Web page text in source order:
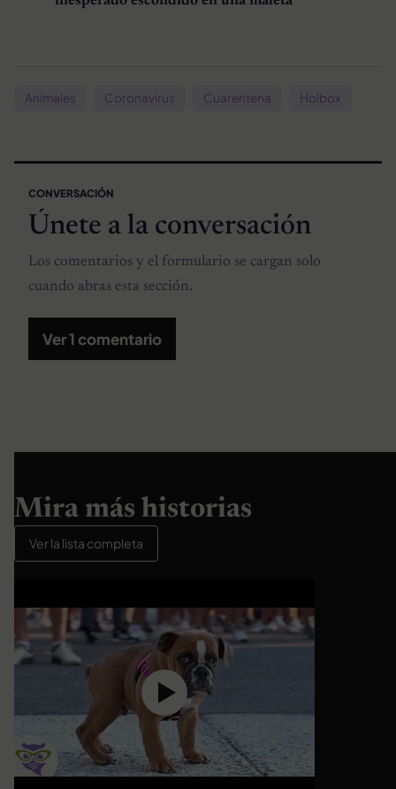
Animales Coronavirus Cuarentena Holbox
CONVERSACIÓN
Únete a la conversación
Los comentarios y el formulario se cargan solo
cuando abras esta sección.
Ver 1 comentario
Mira más historias
Ver la lista completa